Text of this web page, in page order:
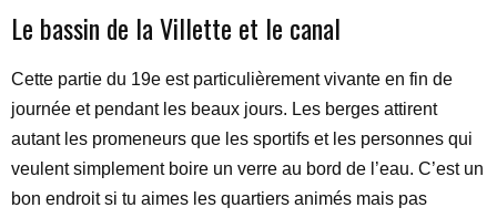
Le bassin de la Villette et le canal
Cette partie du 19e est particulièrement vivante en fin de
journée et pendant les beaux jours. Les berges attirent
autant les promeneurs que les sportifs et les personnes qui
veulent simplement boire un verre au bord de l’eau. C’est un
bon endroit si tu aimes les quartiers animés mais pas